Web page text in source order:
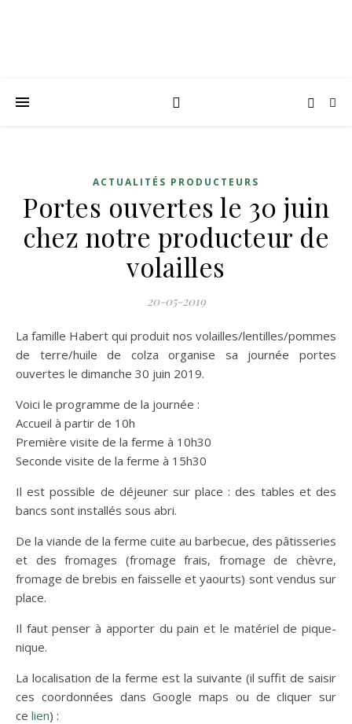
ACTUALITÉS PRODUCTEURS
Portes ouvertes le 30 juin
chez notre producteur de
volailles
20-05-2019
La famille Habert qui produit nos volailles/lentilles/pommes
de terre/huile de colza organise sa journée portes
ouvertes le dimanche 30 juin 2019.
Voici le programme de la journée :
Accueil à partir de 10h
Première visite de la ferme à 10h30
Seconde visite de la ferme à 15h30
Il est possible de déjeuner sur place : des tables et des
bancs sont installés sous abri.
De la viande de la ferme cuite au barbecue, des pâtisseries
et des fromages (fromage frais, fromage de chèvre,
fromage de brebis en faisselle et yaourts) sont vendus sur
place.
Il faut penser à apporter du pain et le matériel de pique-
nique.
La localisation de la ferme est la suivante (il suffit de saisir
ces coordonnées dans Google maps ou de cliquer sur
ce lien) :